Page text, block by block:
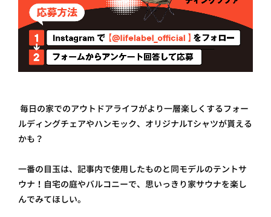
毎日の家でのアウトドアライフがより一層楽しくするフォー
ルディングチェアやハンモック、オリジナルTシャツが貰える
かも？
一番の目玉は、記事内で使用したものと同モデルのテントサ
ウナ！自宅の庭やバルコニーで、思いっきり家サウナを楽し
んでみてほしい。